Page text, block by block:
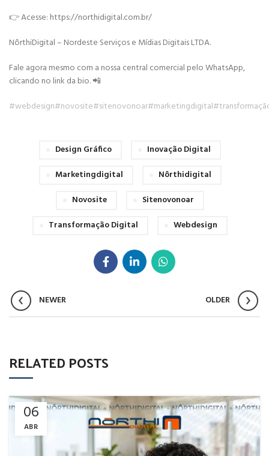
👉 Acesse: https://northidigital.com.br/
NôrthiDigital – Nordeste Serviços e Mídias Digitais LTDA.
Fale agora mesmo com a nossa central comercial pelo WhatsApp,
clicando no link da bio. 📲
#webdesign#novosite#sitenovonoar#marketingdigital
Design Gráfico
Inovação Digital
Marketingdigital
Nôrthidigital
Novosite
Sitenovonoar
Transformação Digital
Webdesign
NEWER OLDER
RELATED POSTS
06
ABR